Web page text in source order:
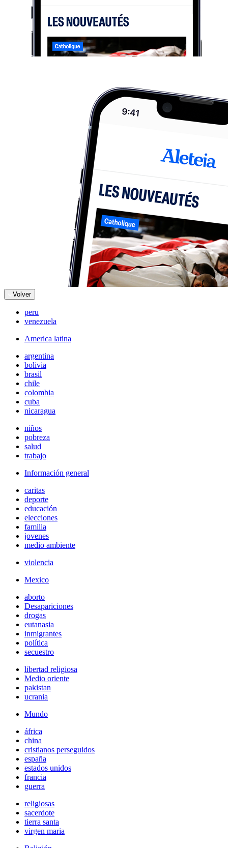
Volver
peru
venezuela
America latina
argentina
bolivia
brasil
chile
colombia
cuba
nicaragua
niños
pobreza
salud
trabajo
Información general
caritas
deporte
educación
elecciones
familia
jovenes
medio ambiente
violencia
Mexico
aborto
Desapariciones
drogas
eutanasia
inmigrantes
política
secuestro
libertad religiosa
Medio oriente
pakistan
ucrania
Mundo
áfrica
china
cristianos perseguidos
españa
estados unidos
francia
guerra
religiosas
sacerdote
tierra santa
virgen maria